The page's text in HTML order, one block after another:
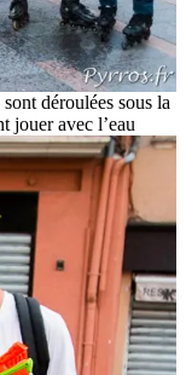
déroulées sous la
jouer avec l’eau